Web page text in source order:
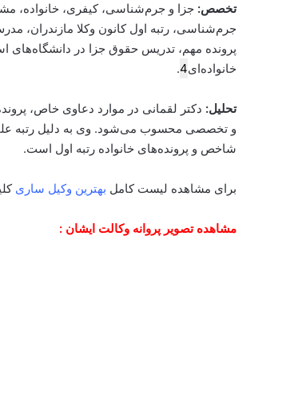
تخصص: جزا و جرم‌شناسی، کیفری، خانواده،
جرم‌شناسی، رتبه اول کانون وکلا مازندران،
پرونده مهم، تدریس حقوق جزا در دانشگاه‌های
خانواده‌ای4
.
تحلیل: دکتر لقمانی در موارد دعاوی خاص،
و تخصصی محسوب می‌شود. وی به دلیل رتبه
شاخص و پرونده‌های خانواده رتبه اول است.
برای مشاهده لیست کامل بهترین وکیل ساری
مشاهده تصویر پروانه وکالت ایشان :